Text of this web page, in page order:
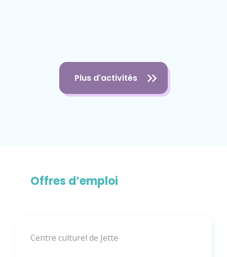
Plus d'activités
Offres d’emploi
Centre culturel de Jette